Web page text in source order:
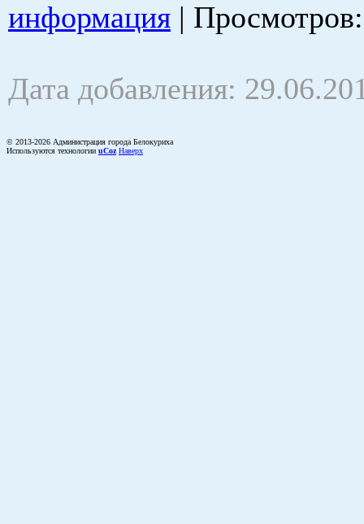
информация | Просмотров
Дата добавления:
© 2013-2026 Администрация города Белокуриха
Используются технологии uCoz Наверх